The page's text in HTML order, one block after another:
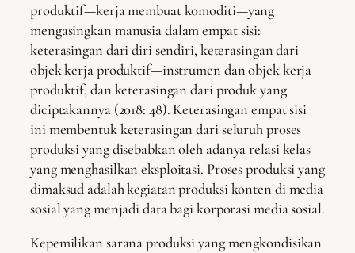
produktif—kerja membuat komoditi—yang
mengasingkan manusia dalam empat sisi:
keterasingan dari diri sendiri, keterasingan dari
objek kerja produktif—instrumen dan objek kerja
produktif, dan keterasingan dari produk yang
diciptakannya (2018: 48). Keterasingan empat sisi
ini membentuk keterasingan dari seluruh proses
produksi yang disebabkan oleh adanya relasi kelas
yang menghasilkan eksploitasi. Proses produksi yang
dimaksud adalah kegiatan produksi konten di media
sosial yang menjadi data bagi korporasi media sosial.
Kepemilikan sarana produksi yang mengkondisikan